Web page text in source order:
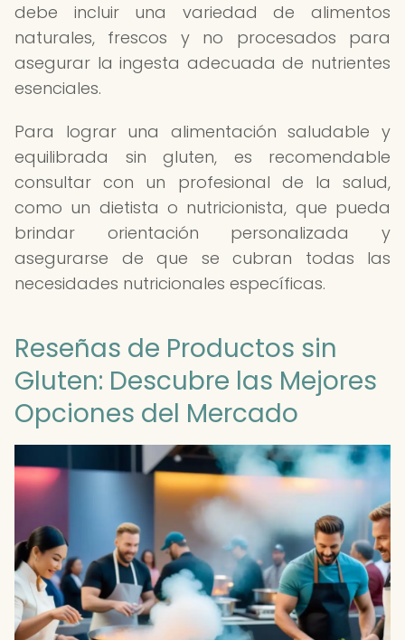
debe incluir una variedad de alimentos
naturales, frescos y no procesados para
asegurar la ingesta adecuada de nutrientes
esenciales.
Para lograr una alimentación saludable y
equilibrada sin gluten, es recomendable
consultar con un profesional de la salud,
como un dietista o nutricionista, que pueda
brindar orientación personalizada y
asegurarse de que se cubran todas las
necesidades nutricionales específicas.
Reseñas de Productos sin
Gluten: Descubre las Mejores
Opciones del Mercado